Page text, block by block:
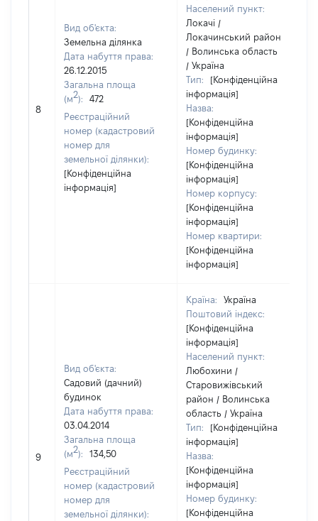
8
Вид об'єкта:
Земельна ділянка
Дата набуття права:
26.12.2015
Загальна площа
(м2):
472
Реєстраційний
номер (кадастровий
номер для
земельної ділянки):
[Конфіденційна
інформація]
Населений пункт:
Локачі /
Локачинський район
/ Волинська область
/ Україна
Тип:
[Конфіденційна
інформація]
Назва:
[Конфіденційна
інформація]
Номер будинку:
[Конфіденційна
інформація]
Номер корпусу:
[Конфіденційна
інформація]
Номер квартири:
[Конфіденційна
інформація]
9
Вид об'єкта:
Садовий (дачний)
будинок
Дата набуття права:
03.04.2014
Загальна площа
(м2):
134,50
Реєстраційний
номер (кадастровий
номер для
земельної ділянки):
Країна:
Україна
Поштовий індекс:
[Конфіденційна
інформація]
Населений пункт:
Любохини /
Старовижівський
район / Волинська
область / Україна
Тип:
[Конфіденційна
інформація]
Назва:
[Конфіденційна
інформація]
Номер будинку:
[Конфіденційна